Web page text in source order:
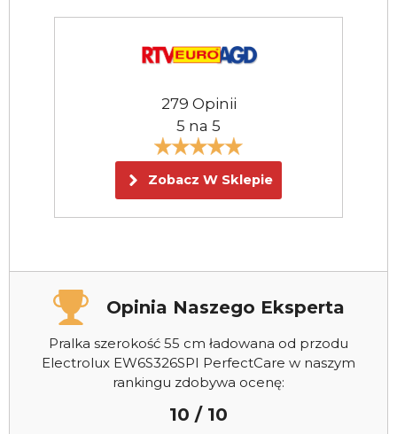
279 Opinii
5 na 5
Zobacz W Sklepie
Opinia Naszego Eksperta
Pralka szerokość 55 cm ładowana od przodu
Electrolux EW6S326SPI PerfectCare w naszym
rankingu zdobywa ocenę:
10 / 10